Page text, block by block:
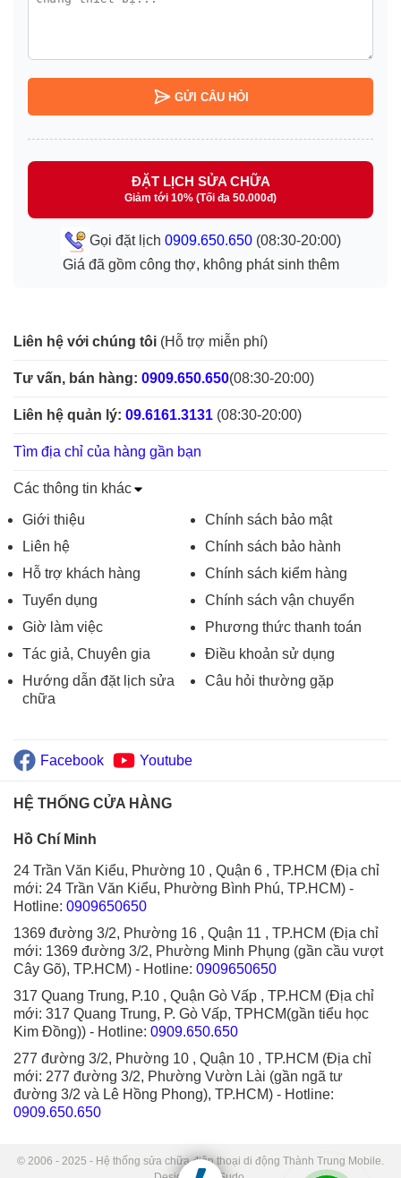
GỬI CÂU HỎI
ĐẶT LỊCH SỬA CHỮA
Giảm tới 10% (Tối đa 50.000đ)
Gọi đặt lịch 0909.650.650(08:30-20:00)
Giá đã gồm công thợ, không phát sinh thêm
Liên hệ với chúng tôi (Hỗ trợ miễn phí)
Tư vấn, bán hàng: 0909.650.650(08:30-20:00)
Liên hệ quản lý: 09.6161.3131 (08:30-20:00)
Tìm địa chỉ của hàng gần bạn
Các thông tin khác
Giới thiệu
Liên hệ
Hỗ trợ khách hàng
Tuyển dụng
Giờ làm việc
Tác giả, Chuyên gia
Hướng dẫn đặt lịch sửa
chữa
Chính sách bảo mật
Chính sách bảo hành
Chính sách kiểm hàng
Chính sách vận chuyển
Phương thức thanh toán
Điều khoản sử dụng
Câu hỏi thường gặp
Facebook Youtube
HỆ THỐNG CỬA HÀNG
Hồ Chí Minh
24 Trần Văn Kiểu, Phường 10 , Quận 6 , TP.HCM (Địa chỉ
mới: 24 Trần Văn Kiểu, Phường Bình Phú, TP.HCM) -
Hotline: 0909650650
1369 đường 3/2, Phường 16 , Quận 11 , TP.HCM (Địa chỉ
mới: 1369 đường 3/2, Phường Minh Phụng (gần cầu vượt
Cây Gõ), TP.HCM) - Hotline: 0909650650
317 Quang Trung, P.10 , Quận Gò Vấp , TP.HCM (Địa chỉ
mới: 317 Quang Trung, P. Gò Vấp, TPHCM(gần tiểu học
Kim Đồng)) - Hotline: 0909.650.650
277 đường 3/2, Phường 10 , Quận 10 , TP.HCM (Địa chỉ
mới: 277 đường 3/2, Phường Vườn Lài (gần ngã tư
đường 3/2 và Lê Hồng Phong), TP.HCM) - Hotline:
0909.650.650
© 2006 - 2025 - Hệ thống sửa chữa điện thoại di động Thành Trung Mobile.